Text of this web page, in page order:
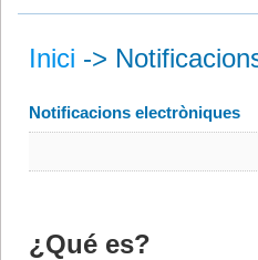
Inici ->
Notificacions electròniques
¿Qué es?